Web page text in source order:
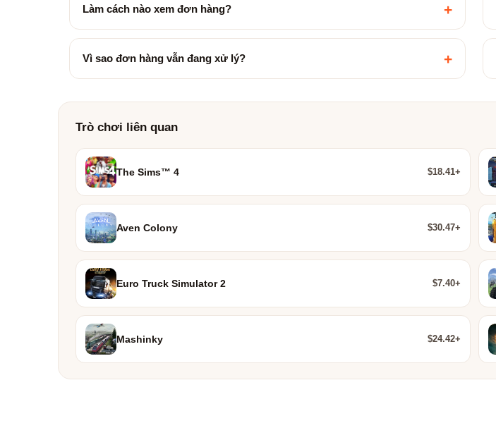
Làm cách nào xem đơn hàng? +
Vì sao đơn hàng vẫn đang xử lý? +
Trò chơi liên quan
The Sims™ 4 $18.41+
Aven Colony $30.47+
Euro Truck Simulator 2 $7.40+
Mashinky $24.42+